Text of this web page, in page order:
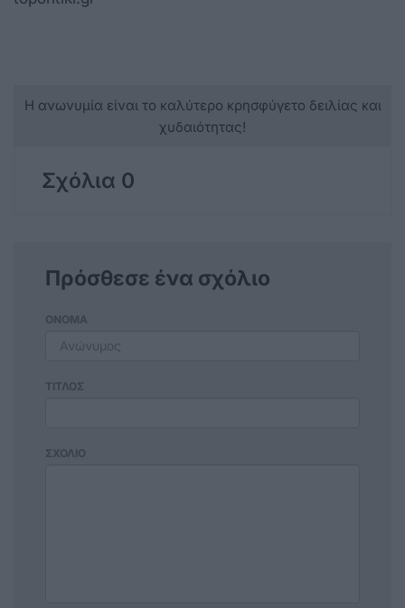
Η ανωνυμία είναι το καλύτερο κρησφύγετο δειλίας και
χυδαιότητας!
Σχόλια 0
Πρόσθεσε ένα σχόλιο
ΟΝΟΜΑ
ΤΙΤΛΟΣ
ΣΧΟΛΙΟ